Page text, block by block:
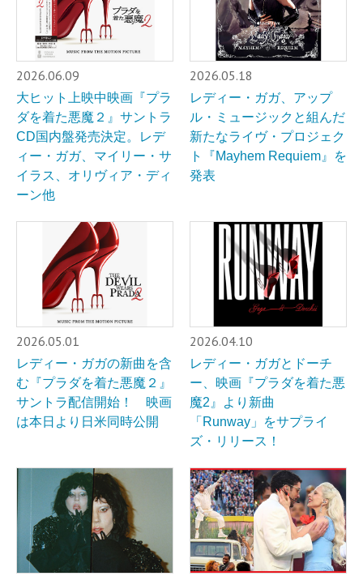
2026.06.09
大ヒット上映中映画『プラ
ダを着た悪魔２』サントラ
CD国内盤発売決定。レデ
ィー・ガガ、マイリー・サ
イラス、オリヴィア・ディ
ーン他
2026.05.18
レディー・ガガ、アップ
ル・ミュージックと組んだ
新たなライヴ・プロジェク
ト『Mayhem Requiem』を
発表
2026.05.01
レディー・ガガの新曲を含
む『プラダを着た悪魔２』
サントラ配信開始！ 映画
は本日より日米同時公開
2026.04.10
レディー・ガガとドーチ
ー、映画『プラダを着た悪
魔2』より新曲
「Runway」をサプライ
ズ・リリース！